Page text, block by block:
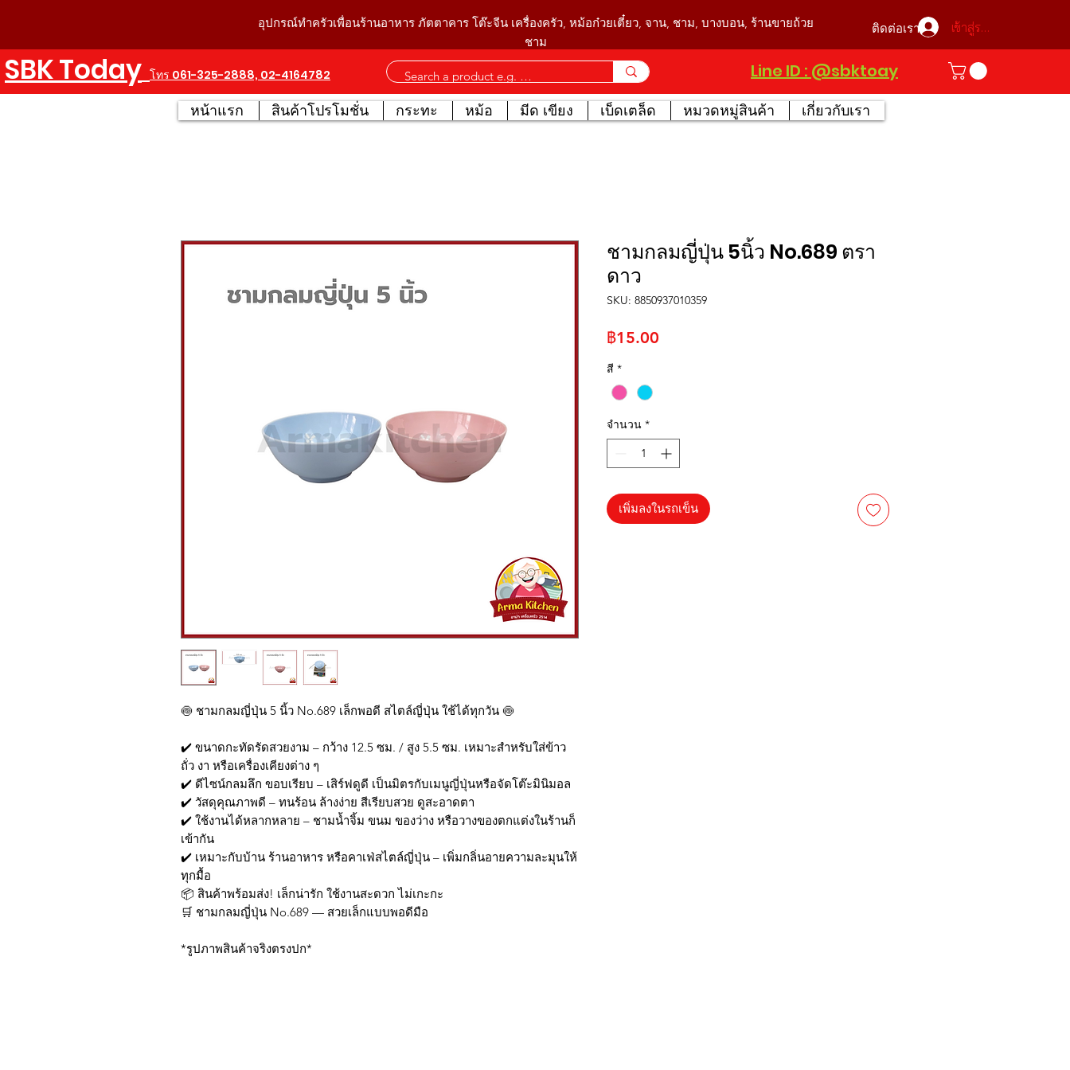
อุปกรณ์ทำครัวเพื่อนร้านอาหาร ภัตตาคาร โต๊ะจีน เครื่องครัว, หม้อก๋วยเตี๋ยว, จาน, ชาม, บางบอน, ร้านขายถ้วย
ชาม
เข้าสู่ระบบ
ติดต่อเรา
SBK Today โทร 061-325-2888, 02-4164782 Line ID : @sbktoay
หน้าแรก สินค้าโปรโมชั่น กระทะ หม้อ มีด เขียง เบ็ดเตล็ด หมวดหมู่สินค้า เกี่ยวกับเรา
🍥 ชามกลมญี่ปุ่น 5 นิ้ว No.689 เล็กพอดี สไตล์ญี่ปุ่น ใช้ได้ทุกวัน 🍥
✔️ ขนาดกะทัดรัดสวยงาม – กว้าง 12.5 ซม. / สูง 5.5 ซม. เหมาะสำหรับใส่ข้าว
ถั่ว งา หรือเครื่องเคียงต่าง ๆ
✔️ ดีไซน์กลมลึก ขอบเรียบ – เสิร์ฟดูดี เป็นมิตรกับเมนูญี่ปุ่นหรือจัดโต๊ะมินิมอล
✔️ วัสดุคุณภาพดี – ทนร้อน ล้างง่าย สีเรียบสวย ดูสะอาดตา
✔️ ใช้งานได้หลากหลาย – ชามน้ำจิ้ม ขนม ของว่าง หรือวางของตกแต่งในร้านก็
เข้ากัน
✔️ เหมาะกับบ้าน ร้านอาหาร หรือคาเฟ่สไตล์ญี่ปุ่น – เพิ่มกลิ่นอายความละมุนให้
ทุกมื้อ
📦 สินค้าพร้อมส่ง! เล็กน่ารัก ใช้งานสะดวก ไม่เกะกะ
🛒 ชามกลมญี่ปุ่น No.689 — สวยเล็กแบบพอดีมือ
*รูปภาพสินค้าจริงตรงปก*
ชามกลมญี่ปุ่น 5นิ้ว No.689 ตรา
ดาว
SKU: 8850937010359
฿15.00
สี *
จำนวน *
เพิ่มลงในรถเข็น